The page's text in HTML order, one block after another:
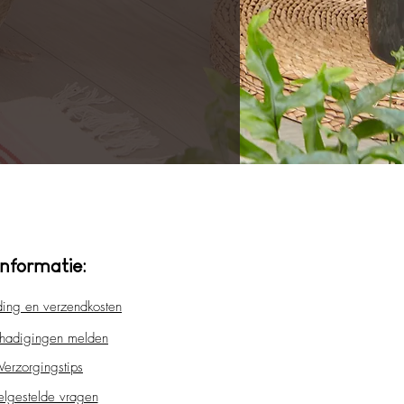
en verzendkosten
melden
vragen